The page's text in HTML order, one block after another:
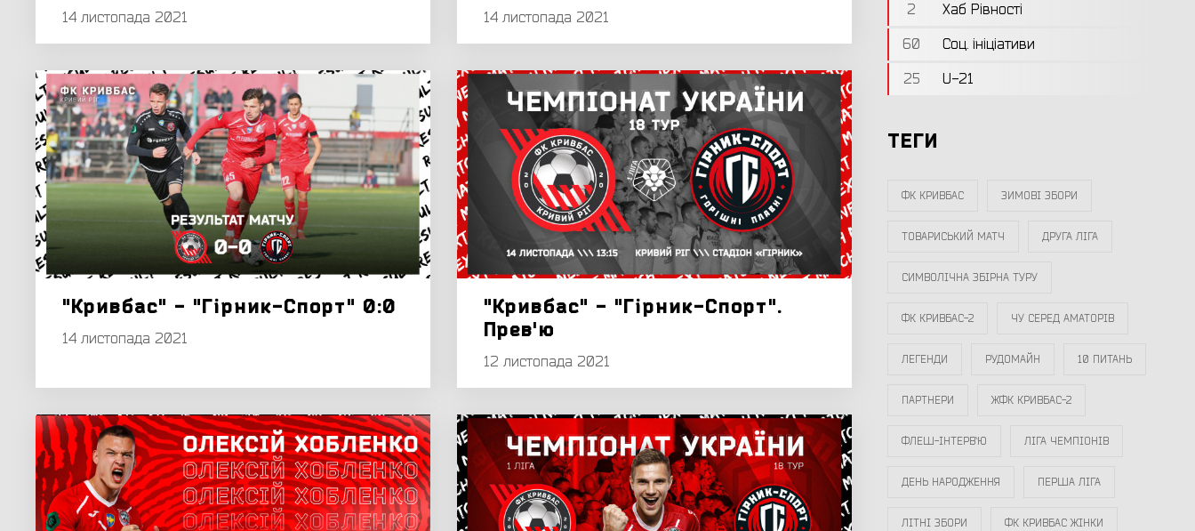
14 листопада 2021 14 листопада 2021
"Кривбас" - "Гірник-Спорт" 0:0
14 листопада 2021
"Кривбас" - "Гірник-Спорт".
Прев'ю
12 листопада 2021
2
Хаб Рівності
60
Соц. ініціативи
25
U-21
ТЕГИ
ФК КРИВБАС ЗИМОВІ ЗБОРИ
ТОВАРИСЬКИЙ МАТЧ ДРУГА ЛІГА
СИМВОЛІЧНА ЗБІРНА ТУРУ
ФК КРИВБАС-2 ЧУ СЕРЕД АМАТОРІВ
ЛЕГЕНДИ РУДОМАЙН 10 ПИТАНЬ
ПАРТНЕРИ ЖФК КРИВБАС-2
ФЛЕШ-ІНТЕРВ`Ю ЛІГА ЧЕМПІОНІВ
ДЕНЬ НАРОДЖЕННЯ ПЕРША ЛІГА
ЛІТНІ ЗБОРИ ФК КРИВБАС ЖІНКИ